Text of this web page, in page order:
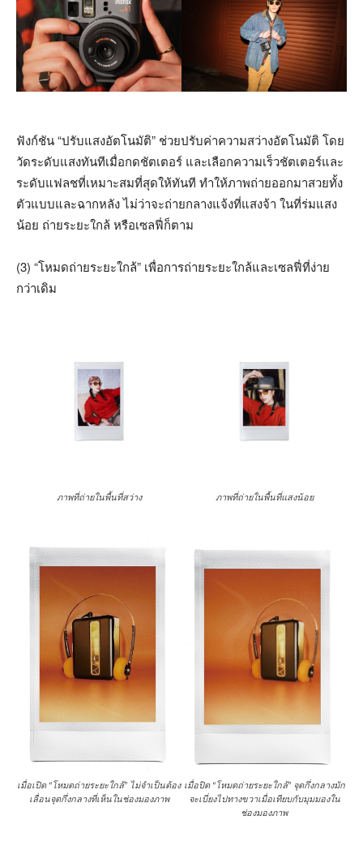
ฟังก์ชัน “ปรับแสงอัตโนมัติ” ช่วยปรับค่าความสว่างอัตโนมัติ โดย
วัดระดับแสงทันทีเมื่อกดชัตเตอร์ และเลือกความเร็วชัตเตอร์และ
ระดับแฟลชที่เหมาะสมที่สุดให้ทันที ทำให้ภาพถ่ายออกมาสวยทั้ง
ตัวแบบและฉากหลัง ไม่ว่าจะถ่ายกลางแจ้งที่แสงจ้า ในที่ร่มแสง
น้อย ถ่ายระยะใกล้ หรือเซลฟี่ก็ตาม
(3) “โหมดถ่ายระยะใกล้” เพื่อการถ่ายระยะใกล้และเซลฟี่ที่ง่าย
กว่าเดิม
ภาพที่ถ่ายในพื้นที่สว่าง ภาพที่ถ่ายในพื้นที่แสงน้อย
เมื่อเปิด “โหมดถ่ายระยะใกล้” ไม่จำเป็นต้อง
เลื่อนจุดกึ่งกลางที่เห็นในช่องมองภาพ
เมื่อปิด “โหมดถ่ายระยะใกล้” จุดกึ่งกลางมัก
จะเบี่ยงไปทางขวาเมื่อเทียบกับมุมมองใน
ช่องมองภาพ